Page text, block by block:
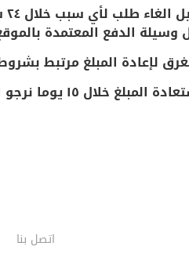
الدفع المعتمدة
اتصل بنا